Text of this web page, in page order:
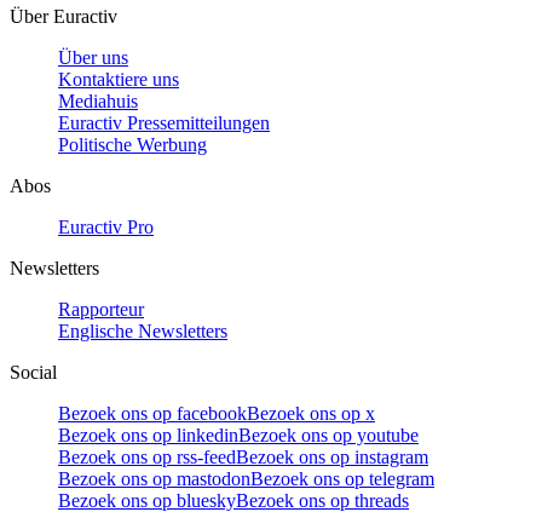
Über Euractiv
Über uns
Kontaktiere uns
Mediahuis
Euractiv Pressemitteilungen
Politische Werbung
Abos
Euractiv Pro
Newsletters
Rapporteur
Englische Newsletters
Social
Bezoek ons op facebookBezoek ons op x
Bezoek ons op linkedinBezoek ons op youtube
Bezoek ons op rss-feedBezoek ons op instagram
Bezoek ons op mastodonBezoek ons op telegram
Bezoek ons op blueskyBezoek ons op threads